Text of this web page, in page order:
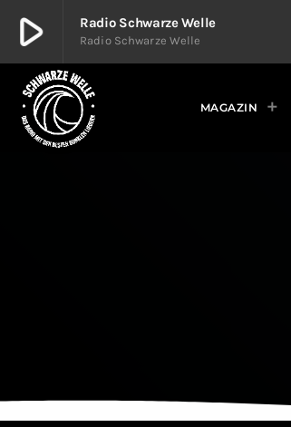
play_arrow Radio Schwarze Welle
Radio Schwarze Welle
play_arrow Radio Schwarze Welle
Radio Schwarze Welle MAGAZIN